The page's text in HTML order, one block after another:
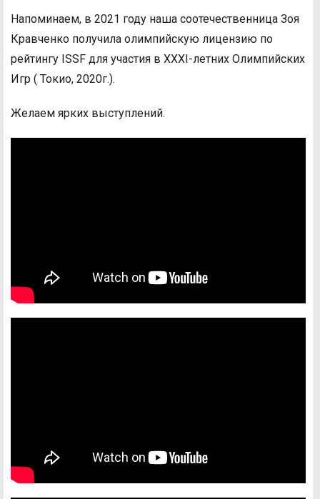
Напоминаем, в 2021 году наша соотечественница Зоя
Кравченко получила олимпийскую лицензию по
рейтингу ISSF для участия в XXXI-летних Олимпийских
Игр ( Токио, 2020г.).
Желаем ярких выступлений.